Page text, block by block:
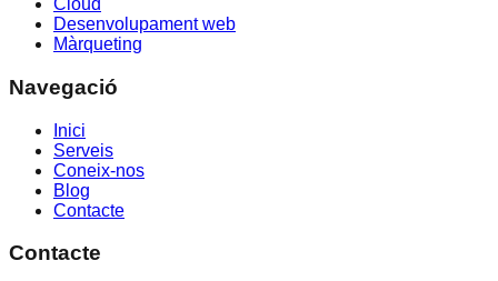
Cloud
Desenvolupament web
Màrqueting
Navegació
Inici
Serveis
Coneix-nos
Blog
Contacte
Contacte